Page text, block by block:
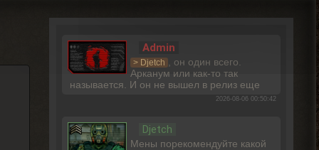
Admin
> Djetch , он один всего.
Арканум или как-то так
называется. И он не вышел в релиз еще
2026-08-06 00:50:42
Djetch
Мены порекомендуйте какой